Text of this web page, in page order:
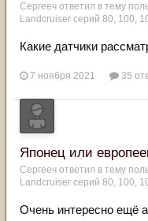
Сергееч ответил в тему
Landcruiser серий 80, 100,
Какие датчики
7 ноября 2021 35
Японец или
Сергееч ответил в тему
Landcruiser серий 80, 100,
Очень интересно ещё